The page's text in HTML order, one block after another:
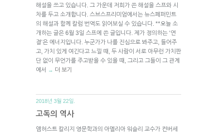
해설을 쓰고 있습니다. 그 가운데 저희가 쓴 해설을 스프와 시
차를 두고 소개합니다. 스브스프리미엄에서는 뉴스페퍼민트
의 해설과 함께 칼럼 번역도 읽어보실 수 있습니다. **오늘 소
개하는 글은 6월 3일 스프에 쓴 글입니다. 제가 정의하는 ‘연
결’은 에너지입니다. 누군가가 나를 진심으로 봐주고, 들어주
고, 가치 있게 여긴다고 느낄 때, 두 사람이 서로 아무런 가치판
단 없이 무언가를 주고받을 수 있을 때, 그리고 그들이 그 관계
에서
→ 더 보기
2018년 3월 22일.
고독의 역사
앰허스트 칼리지 영문학과의 아멜리아 워슬리 교수가 컨버세